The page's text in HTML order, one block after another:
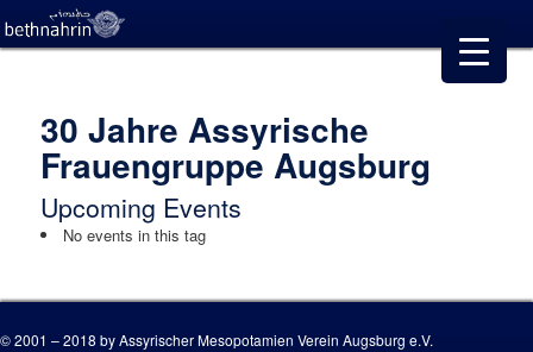
30 Jahre Assyrische
Frauengruppe Augsburg
Upcoming Events
No events in this tag
© 2001 – 2018 by Assyrischer Mesopotamien Verein Augsburg e.V.